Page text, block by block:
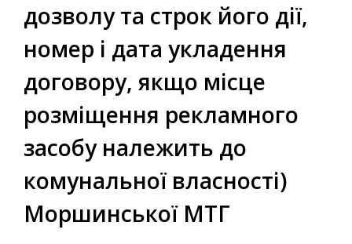
дозволу та строк його дії,
номер і дата укладення
договору, якщо місце
розміщення рекламного
засобу належить до
комунальної власності)
Моршинської МТГ